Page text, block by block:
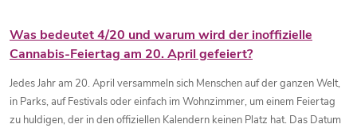
Was bedeutet 4/20 und warum wird der inoffizielle
Cannabis-Feiertag am 20. April gefeiert?
Jedes Jahr am 20. April versammeln sich Menschen auf der ganzen Welt,
in Parks, auf Festivals oder einfach im Wohnzimmer, um einem Feiertag
zu huldigen, der in den offiziellen Kalendern keinen Platz hat. Das Datum